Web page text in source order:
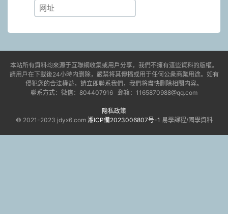
本站所有資料均來源于互聯網收集或用戶分享，我們不擁有這些資料的版權。
請用戶在下載後24小時内删除，嚴禁将其傳播或用于任何公衆商業用途。如有
侵犯您的合法權益，請立即聯系我們，我們将盡快删除相關内容。
聯系方式：微信：804407916 郵箱：1165870988@qq.com
隐私政策
© 2021-2023 jdyx6.com 湘ICP備2023006807号-1 易學課程/國學資料